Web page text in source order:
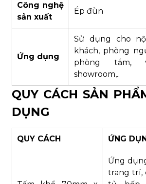
Công nghệ
sản xuất
Ép đùn
Ứng dụng
Sử dụng cho
khách, phòng
phòng tắm,
showroom,..
QUY CÁCH SẢN
DỤNG
QUY CÁCH ỨNG
Ứng
trang trí,